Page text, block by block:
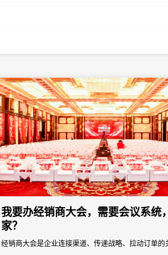
我要办经销商大会，需要会议系统
家？
经销商大会是企业连接渠道、传递战略、拉动订单的